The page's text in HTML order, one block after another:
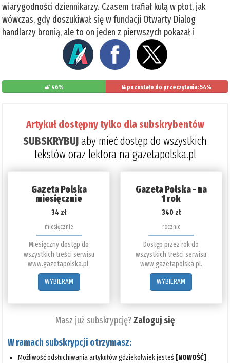
wiarygodności dziennikarzy. Czasem trafiał kulą w płot, jak
wówczas, gdy doszukiwał się w fundacji Otwarty Dialog
handlarzy bronią, ale to on jeden z pierwszych pokazał i
46% pozostało do przeczytania: 54%
Artykuł dostępny tylko dla subskrybentów
SUBSKRYBUJaby mieć dostęp do wszystkich
tekstów oraz lektora na gazetapolska.pl
Gazeta Polska
miesięcznie
34 zł
miesięcznie
Miesięczny dostęp do
wszystkich treści serwisu
www.gazetapolska.pl.
WYBIERAM
Gazeta Polska - na
1 rok
340 zł
rocznie
Dostęp przez rok do
wszystkich treści serwisu
www.gazetapolska.pl.
WYBIERAM
Masz już subskrypcję?Zaloguj się
W ramach subskrypcji otrzymasz:
Możliwość odsłuchiwania artykułów gdziekolwiek jesteś [NOWOŚĆ]